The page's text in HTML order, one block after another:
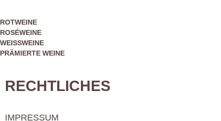
ROTWEINE
ROSÉWEINE
WEISSWEINE
PRÄMIERTE WEINE
RECHTLICHES
IMPRESSUM